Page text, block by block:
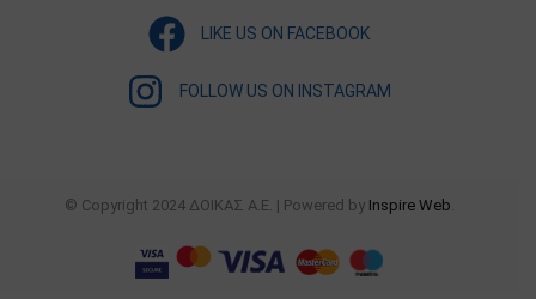
LIKE US ON FACEBOOK
FOLLOW US ON INSTAGRAM
© Copyright 2024 ΔΟΙΚΑΣ Α.Ε. | Powered by Inspire Web.